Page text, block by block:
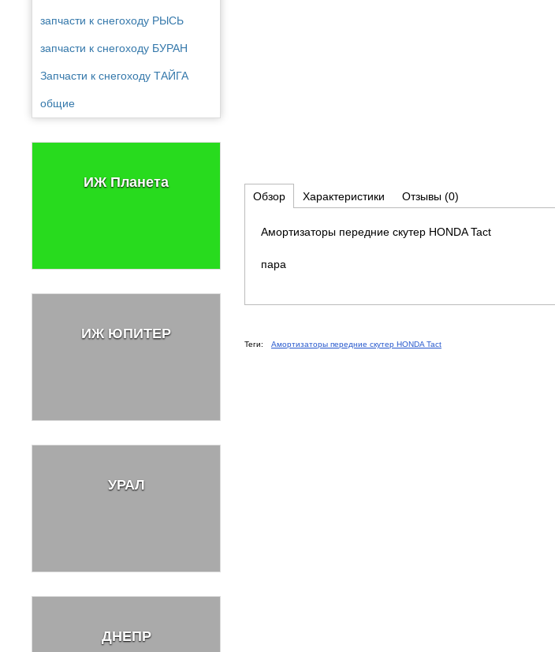
запчасти к снегоходу РЫСЬ
запчасти к снегоходу БУРАН
Запчасти к снегоходу ТАЙГА
общие
ИЖ Планета
ИЖ ЮПИТЕР
УРАЛ
ДНЕПР
Обзор Характеристики Отзывы (0)
Амортизаторы передние скутер HONDA Tact
пара
Теги: Амортизаторы передние скутер HONDA Tact